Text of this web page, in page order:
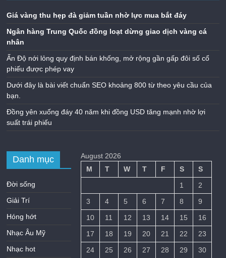
Giá vàng thu hẹp đà giảm tuần nhờ lực mua bắt đáy
Ngân hàng Trung Quốc đồng loạt dừng giao dịch vàng cá
nhân
Ấn Độ nới lỏng quy định bán khống, mở rộng gần gấp đôi số cổ
phiếu được phép vay
Dưới đây là bài viết chuẩn SEO khoảng 800 từ theo yêu cầu của
bạn.
Đồng yên xuống đáy 40 năm khi đồng USD tăng mạnh nhờ lợi
suất trái phiếu
Danh mục
Đời sống
Giải Trí
Hóng hớt
Nhạc Âu Mỹ
Nhạc hot
August 2026
M
T W T F S
S
1
2
3
4 5 6 7 8
9
10
11 12 13 14 15
16
17
18 19 20 21 22
23
24
25 26 27 28 29 30